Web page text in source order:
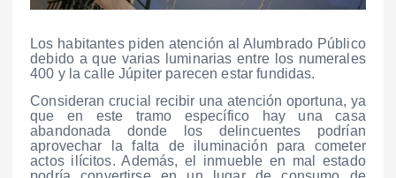
Los habitantes piden atención al Alumbrado Público
debido a que varias luminarias entre los numerales
400 y la calle Júpiter parecen estar fundidas.
Consideran crucial recibir una atención oportuna, ya
que en este tramo específico hay una casa
abandonada donde los delincuentes podrían
aprovechar la falta de iluminación para cometer
actos ilícitos. Además, el inmueble en mal estado